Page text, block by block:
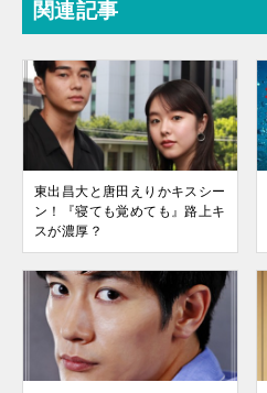
関連記事
東出昌大と唐田えりかキスシー
ン！『寝ても覚めても』路上キ
スが濃厚？